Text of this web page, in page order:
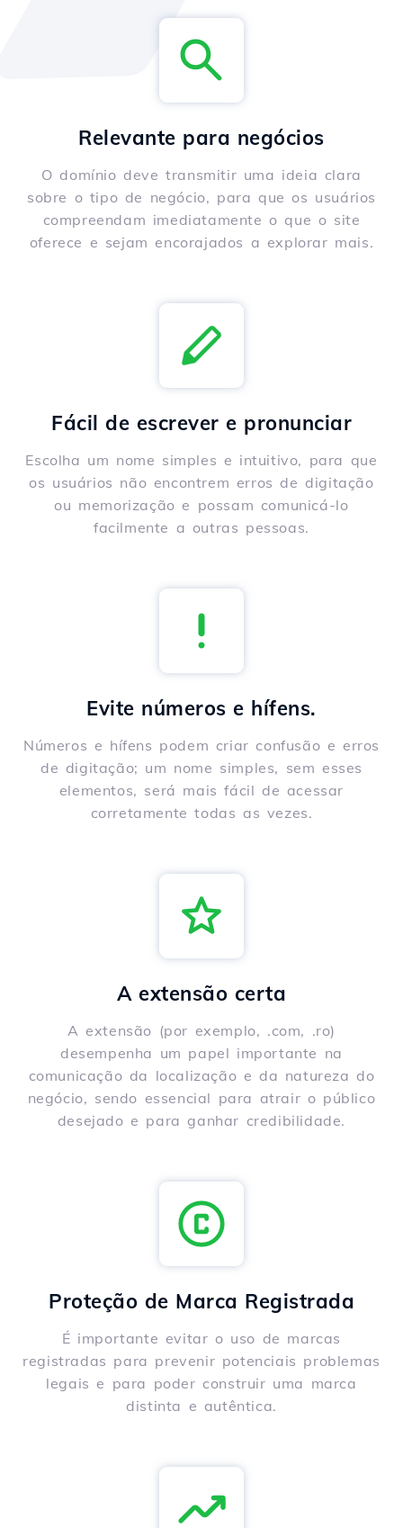
Relevante para negócios
O domínio deve transmitir uma ideia clara
sobre o tipo de negócio, para que os usuários
compreendam imediatamente o que o site
oferece e sejam encorajados a explorar mais.
Fácil de escrever e pronunciar
Escolha um nome simples e intuitivo, para que
os usuários não encontrem erros de digitação
ou memorização e possam comunicá-lo
facilmente a outras pessoas.
Evite números e hífens.
Números e hífens podem criar confusão e erros
de digitação; um nome simples, sem esses
elementos, será mais fácil de acessar
corretamente todas as vezes.
A extensão certa
A extensão (por exemplo, .com, .ro)
desempenha um papel importante na
comunicação da localização e da natureza do
negócio, sendo essencial para atrair o público
desejado e para ganhar credibilidade.
Proteção de Marca Registrada
É importante evitar o uso de marcas
registradas para prevenir potenciais problemas
legais e para poder construir uma marca
distinta e autêntica.